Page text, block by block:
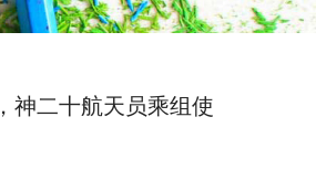
神二十航天员乘组使